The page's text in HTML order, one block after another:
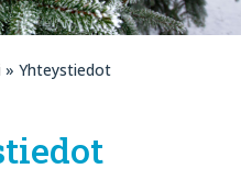
» Yhteystiedot